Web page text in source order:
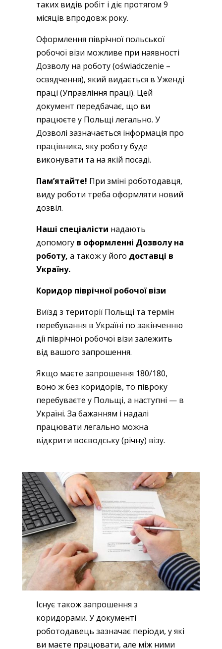
таких видів робіт і діє протягом 9
місяців впродовж року.
Оформлення піврічної польської
робочої візи можливе при наявності
Дозволу на роботу (oświadczenie –
освядчення), який видається в Уженді
праці (Управління праці). Цей
документ передбачає, що ви
працюєте у Польщі легально. У
Дозволі зазначається інформація про
працівника, яку роботу буде
виконувати та на якій посаді.
Пам’ятайте! При зміні роботодавця,
виду роботи треба оформляти новий
дозвіл.
Наші спеціалісти надають
допомогу в оформленні Дозволу на
роботу, а також у його доставці в
Україну.
Коридор піврічної робочої візи
Виїзд з території Польщі та термін
перебування в Україні по закінченню
дії піврічної робочої візи залежить
від вашого запрошення.
Якщо маєте запрошення 180/180,
воно ж без коридорів, то півроку
перебуваєте у Польщі, а наступні — в
Україні. За бажанням і надалі
працювати легально можна
відкрити воєводську (річну) візу.
Існує також запрошення з
коридорами. У документі
роботодавець зазначає періоди, у які
ви маєте працювати, але між ними